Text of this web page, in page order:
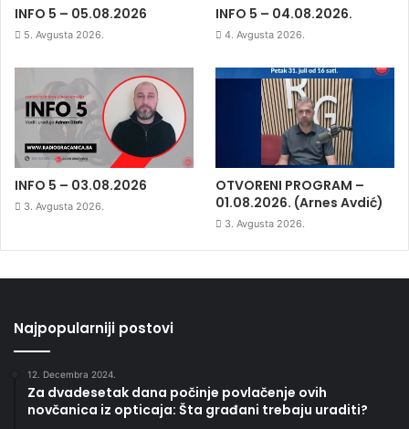
INFO 5 – 05.08.2026
5. Avgusta 2026.
INFO 5 – 04.08.2026.
4. Avgusta 2026.
INFO 5 – 03.08.2026
3. Avgusta 2026.
OTVORENI PROGRAM –
01.08.2026. (Arnes Avdić)
3. Avgusta 2026.
Najpopularniji postovi
12. Decembra 2024.
Za dvadesetak dana počinje povlačenje ovih
novčanica iz opticaja: Šta građani trebaju uraditi?